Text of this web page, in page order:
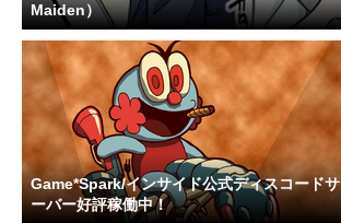
Maiden）
Game*Spark/インサイド公式ディスコードサ
ーバー好評稼働中！